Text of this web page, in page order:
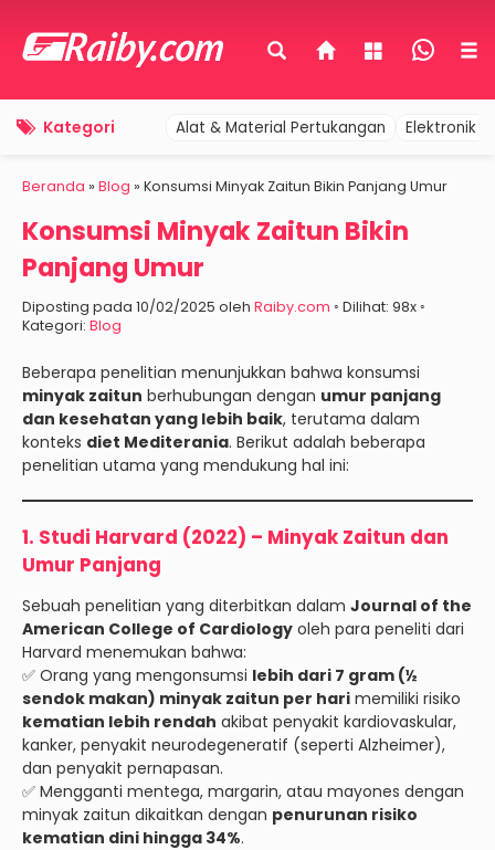
Kategori Alat & Material Pertukangan Elektronik
Beranda » Blog » Konsumsi Minyak Zaitun Bikin Panjang Umur
Konsumsi Minyak Zaitun Bikin
Panjang Umur
Diposting pada 10/02/2025 oleh Raiby.com ◦ Dilihat: 98x ◦
Kategori: Blog
Beberapa penelitian menunjukkan bahwa konsumsi
minyak zaitun berhubungan dengan umur panjang
dan kesehatan yang lebih baik, terutama dalam
konteks diet Mediterania. Berikut adalah beberapa
penelitian utama yang mendukung hal ini:
1. Studi Harvard (2022) – Minyak Zaitun dan
Umur Panjang
Sebuah penelitian yang diterbitkan dalam Journal of the
American College of Cardiology oleh para peneliti dari
Harvard menemukan bahwa:
✅ Orang yang mengonsumsi lebih dari 7 gram (½
sendok makan) minyak zaitun per hari memiliki risiko
kematian lebih rendah akibat penyakit kardiovaskular,
kanker, penyakit neurodegeneratif (seperti Alzheimer),
dan penyakit pernapasan.
✅ Mengganti mentega, margarin, atau mayones dengan
minyak zaitun dikaitkan dengan penurunan risiko
kematian dini hingga 34%.